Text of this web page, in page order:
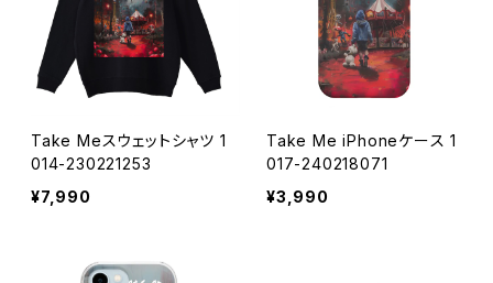
Take Meスウェットシャツ 1
014-230221253
¥7,990
Take Me iPhoneケース 1
017-240218071
¥3,990